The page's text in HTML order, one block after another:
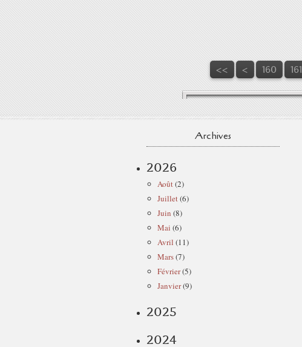
<< < 100
110
120
130
140
150
160 161
Archives
2026
Août(2)
Juillet(6)
Juin (8)
Mai (6)
Avril (11)
Mars(7)
Février(5)
Janvier(9)
2025
2024